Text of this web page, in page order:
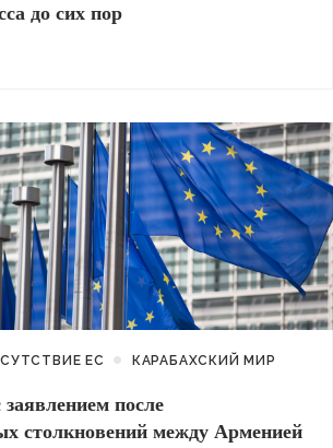
до сих пор
ЕС КАРАБАХСКИЙ МИР
после
столкновений между Арменией